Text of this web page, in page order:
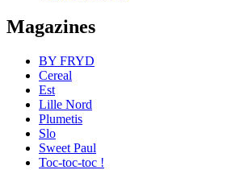
Magazines
BY FRYD
Cereal
Est
Lille Nord
Plumetis
Slo
Sweet Paul
Toc-toc-toc !